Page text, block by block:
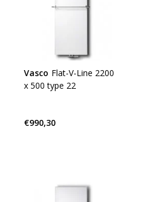
Vasco Flat-V-Line 2200
x 500 type 22
€990,30